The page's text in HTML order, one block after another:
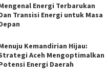
Energi Terbarukan
Transisi Energi untuk Masa
Kemandirian Hijau:
Aceh Mengoptimalkan
Energi Daerah